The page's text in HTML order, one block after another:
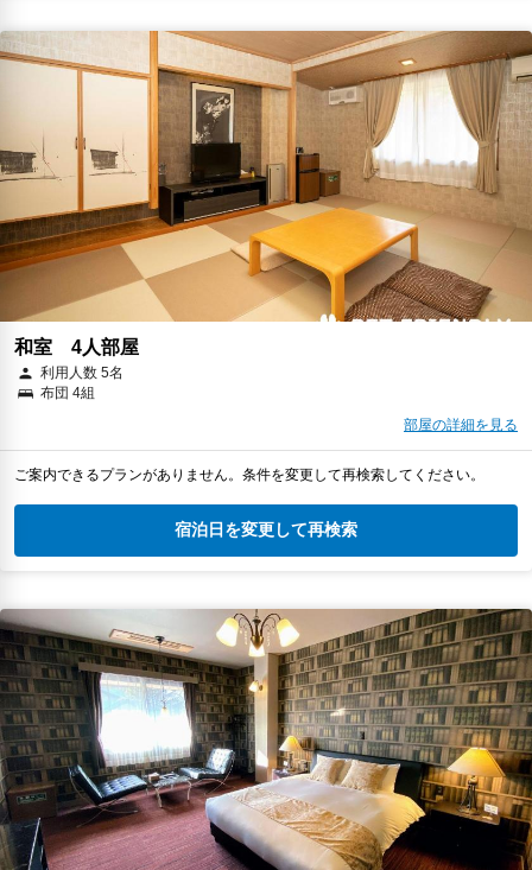
和室 4人部屋
利用人数 5名
布団 4組
部屋の詳細を見る
ご案内できるプランがありません。条件を変更して再検索してください。
宿泊日を変更して再検索